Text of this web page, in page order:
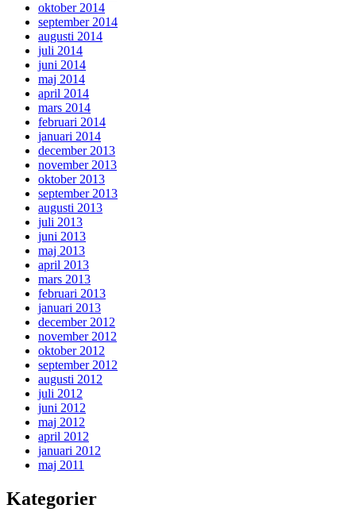
oktober 2014
september 2014
augusti 2014
juli 2014
juni 2014
maj 2014
april 2014
mars 2014
februari 2014
januari 2014
december 2013
november 2013
oktober 2013
september 2013
augusti 2013
juli 2013
juni 2013
maj 2013
april 2013
mars 2013
februari 2013
januari 2013
december 2012
november 2012
oktober 2012
september 2012
augusti 2012
juli 2012
juni 2012
maj 2012
april 2012
januari 2012
maj 2011
Kategorier